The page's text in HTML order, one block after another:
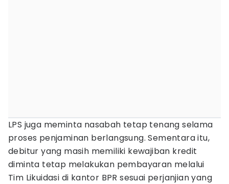
LPS juga meminta nasabah tetap tenang selama
proses penjaminan berlangsung. Sementara itu,
debitur yang masih memiliki kewajiban kredit
diminta tetap melakukan pembayaran melalui
Tim Likuidasi di kantor BPR sesuai perjanjian yang